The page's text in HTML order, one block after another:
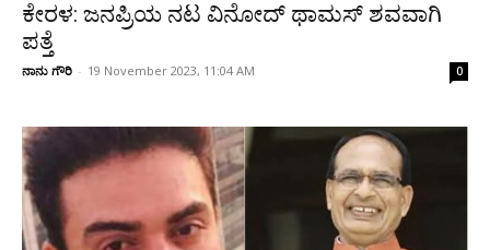
ಕೇರಳ: ಜನಪ್ರಿಯ ನಟ ವಿನೋದ್ ಥಾಮಸ್ ಶವವಾಗಿ
ಪತ್ತೆ
ನಾನು ಗೌರಿ - 19 November 2023, 11:04 AM 0